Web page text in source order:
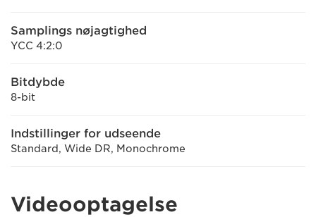
Samplings nøjagtighed
YCC 4:2:0
Bitdybde
8-bit
Indstillinger for udseende
Standard, Wide DR, Monochrome
Videooptagelse